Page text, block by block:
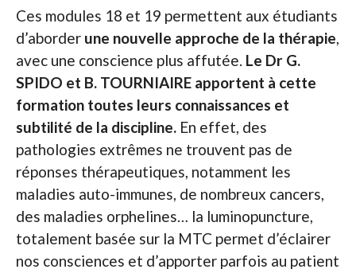
Ces modules 18 et 19 permettent aux étudiants
d’aborder une nouvelle approche de la thérapie,
avec une conscience plus affutée. Le Dr G.
SPIDO et B. TOURNIAIRE apportent à cette
formation toutes leurs connaissances et
subtilité de la discipline. En effet, des
pathologies extrêmes ne trouvent pas de
réponses thérapeutiques, notamment les
maladies auto-immunes, de nombreux cancers,
des maladies orphelines… la luminopuncture,
totalement basée sur la MTC permet d’éclairer
nos consciences et d’apporter parfois au patient